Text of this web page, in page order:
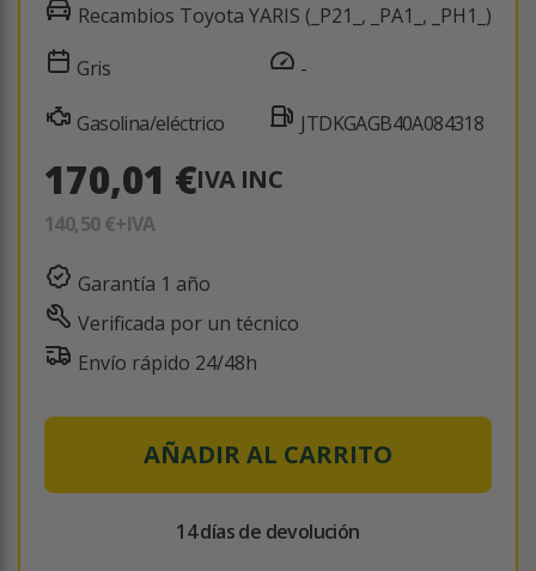
Recambios Toyota YARIS (_P21_, _PA1_, _PH1_)
Gris
Gasolina/eléctrico
-
JTDKGAGB40A084318
170,01 €IVA INC
140,50 €+IVA
Garantía 1 año
Verificada por un técnico
Envío rápido 24/48h
AÑADIR AL CARRITO
14 días de devolución